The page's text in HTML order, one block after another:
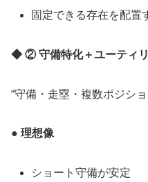
固定できる存在を配置
◆ ② 守備特化＋ユーティ
“守備・走塁・複数ポジショ
● 理想像
ショート守備が安定